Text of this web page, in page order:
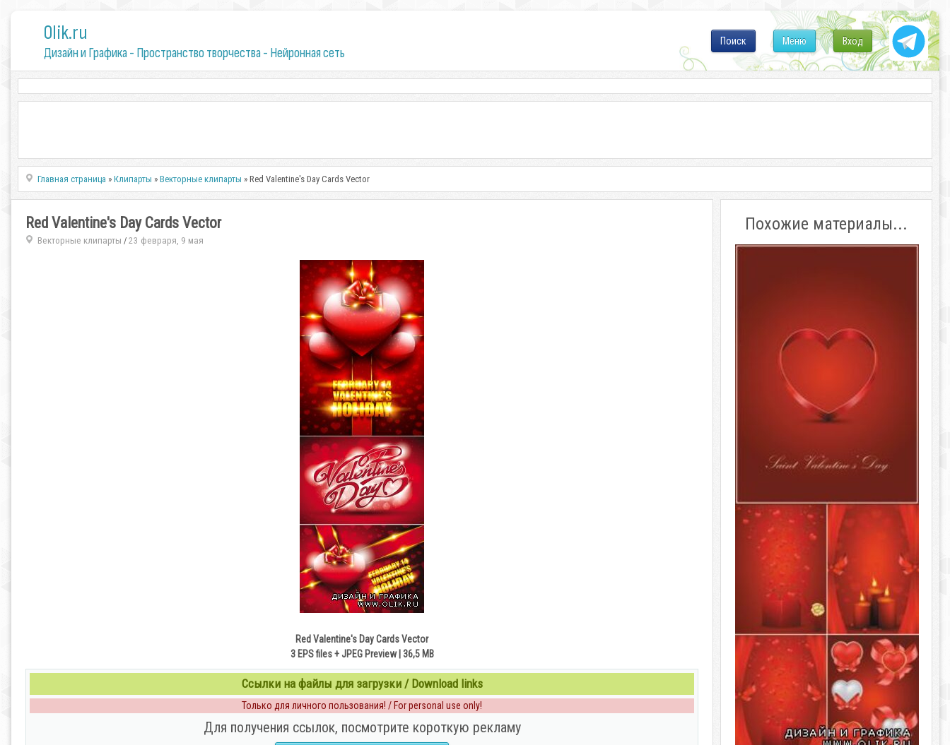
0lik.ru
Дизайн и Графика - Пространство творчества - Нейронная сеть
Вход
Меню
Поиск
Главная страница »Клипарты »Векторные клипарты » Red Valentine's Day Cards Vector
Red Valentine's Day Cards Vector
Векторные клипарты / 23 февраря, 9 мая
Red Valentine's Day Cards Vector
3 EPS files + JPEG Preview | 36,5 MB
Ссылки на файлы для загрузки / Download links
Только для личного пользования! / For personal use only!
Для получения ссылок, посмотрите короткую рекламу
Похожие материалы...